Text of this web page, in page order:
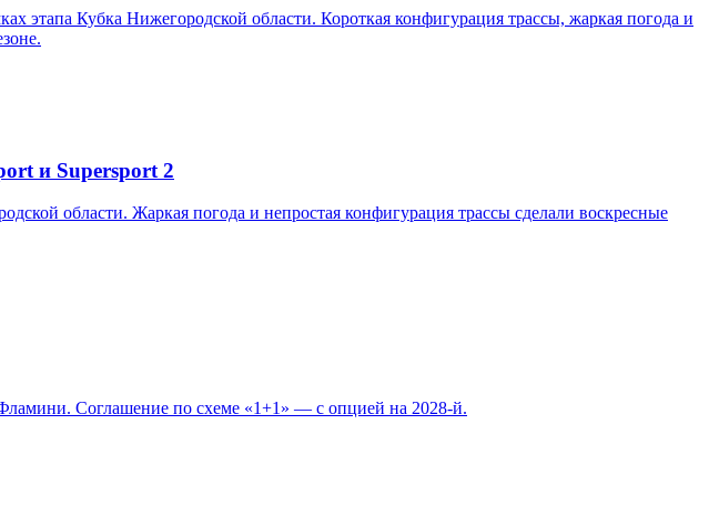
этапа Кубка Нижегородской области. Короткая конфигурация трассы, жаркая погода и
и Supersport 2
области. Жаркая погода и непростая конфигурация трассы сделали воскресные
Соглашение по схеме «1+1» — с опцией на 2028-й.